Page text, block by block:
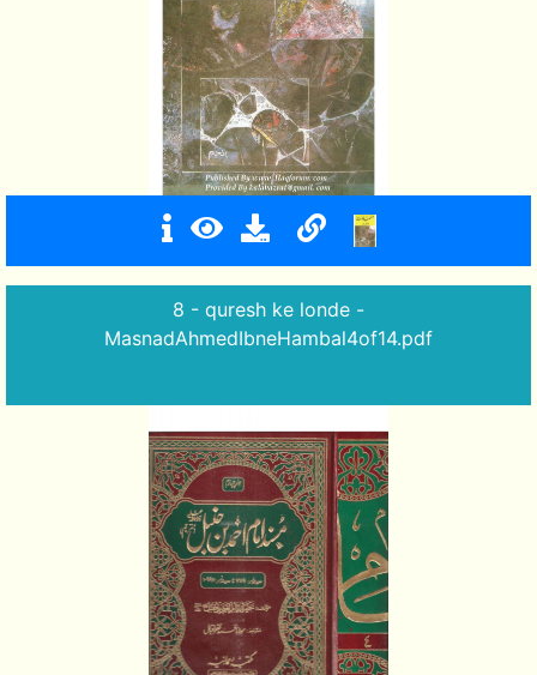
8 - quresh ke londe -
MasnadAhmedIbneHambal4of14.pdf